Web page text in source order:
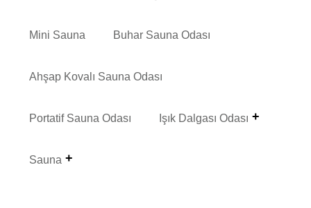
Mini Sauna Buhar Sauna Odası
Ahşap Kovalı Sauna Odası
Portatif Sauna Odası Işık Dalgası Odası
Sauna